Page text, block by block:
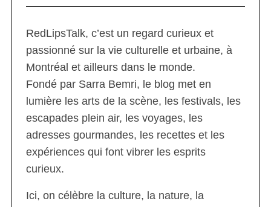
RedLipsTalk, c’est un regard curieux et
passionné sur la vie culturelle et urbaine, à
Montréal et ailleurs dans le monde.
Fondé par Sarra Bemri, le blog met en
lumière les arts de la scène, les festivals, les
escapades plein air, les voyages, les
adresses gourmandes, les recettes et les
expériences qui font vibrer les esprits
curieux.
Ici, on célèbre la culture, la nature, la